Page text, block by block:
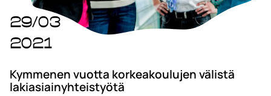
29/03
2021
Kymmenen vuotta korkeakoulujen välistä
lakiasiainyhteistyötä